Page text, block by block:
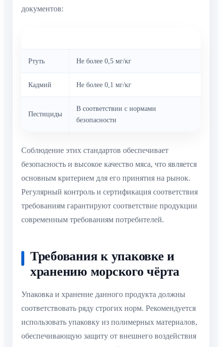
документов:
Ртуть Не более 0,5 мг/кг
Кадмий Не более 0,1 мг/кг
Пестициды
В соответствии с нормами
безопасности
Соблюдение этих стандартов обеспечивает
безопасность и высокое качество мяса, что является
основным критерием для его принятия на рынок.
Регулярный контроль и сертификация соответствия
требованиям гарантируют соответствие продукции
современным требованиям потребителей.
Требования к упаковке и
хранению морского чёрта
Упаковка и хранение данного продукта должны
соответствовать ряду строгих норм. Рекомендуется
использовать упаковку из полимерных материалов,
обеспечивающую защиту от внешнего воздействия